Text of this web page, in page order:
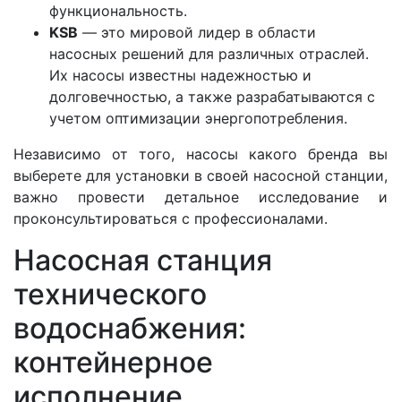
функциональность.
KSB — это мировой лидер в области
насосных решений для различных отраслей.
Их насосы известны надежностью и
долговечностью, а также разрабатываются с
учетом оптимизации энергопотребления.
Независимо от того, насосы какого бренда вы
выберете для установки в своей насосной станции,
важно провести детальное исследование и
проконсультироваться с профессионалами.
Насосная станция
технического
водоснабжения:
контейнерное